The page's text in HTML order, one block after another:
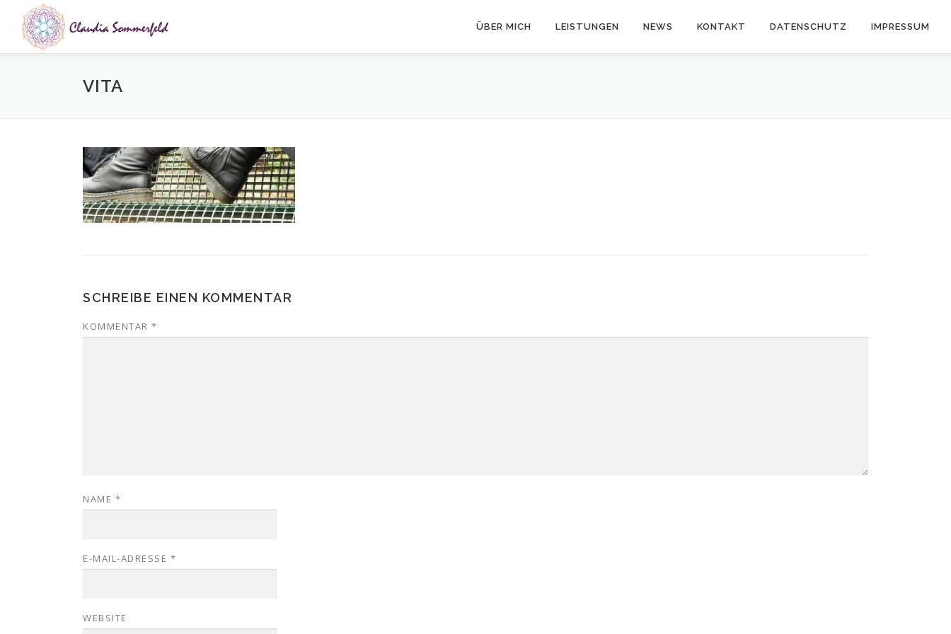
Inhalt
springen
ÜBER MICH LEISTUNGEN NEWS KONTAKT DATENSCHUTZ IMPRESSUM
VITA
SCHREIBE EINEN KOMMENTAR
KOMMENTAR *
NAME *
E-MAIL-ADRESSE *
WEBSITE